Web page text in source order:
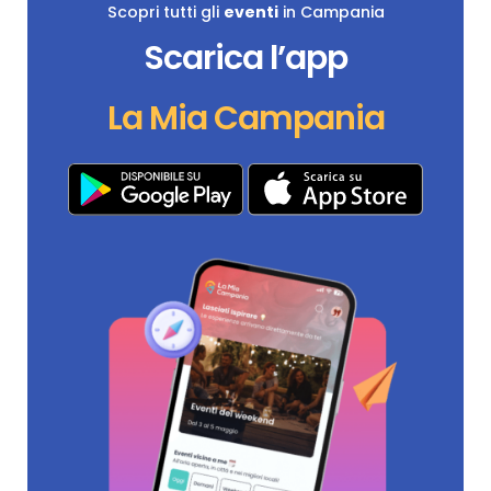
Scopri tutti gli eventiin Campania
Scarica l’app
La Mia Campania